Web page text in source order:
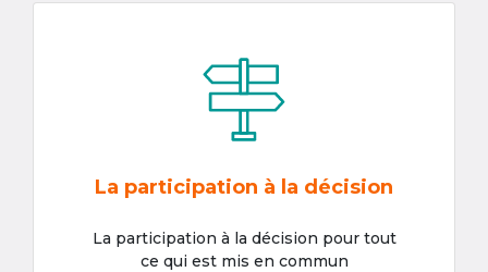
La participation à la décision
La participation à la décision pour tout
ce qui est mis en commun